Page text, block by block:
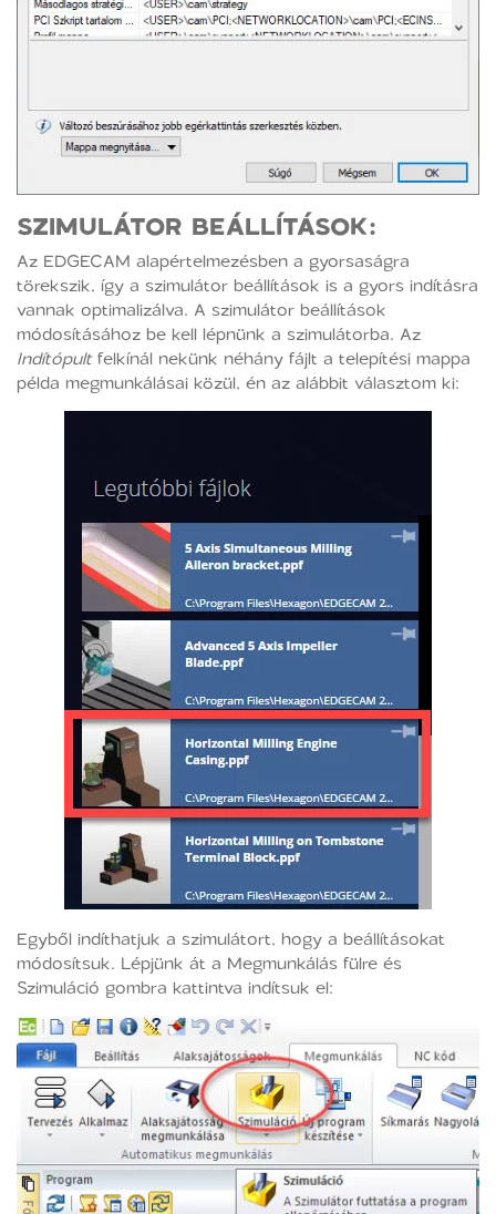
SZIMULÁTOR BEÁLLÍTÁSOK:
Az EDGECAM alapértelmezésben a gyorsaságra
törekszik, így a szimulátor beállítások is a gyors indításra
vannak optimalizálva. A szimulátor beállítások
módosításához be kell lépnünk a szimulátorba. Az
Indítópultfelkínál nekünk néhány fájlt a telepítési mappa
példa megmunkálásai közül, én az alábbit választom ki:
Egyből indíthatjuk a szimulátort, hogy a beállításokat
módosítsuk. Lépjünk át a Megmunkálás fülre és
Szimuláció gombra kattintva indítsuk el: